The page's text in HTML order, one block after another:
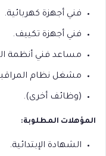
فني أجهزة كهربائية.
فني أجهزة تكييف.
مساعد فني أنظمة
مشغل نظام
(وظائف أخرى).
المؤهلات المطلوبة:
الشهادة الإبتدائية.